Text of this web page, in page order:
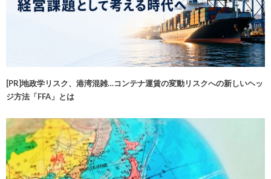
[PR]地政学リスク、港湾混雑…コンテナ運賃の変動リスクへの新しいヘッ
ジ方法「FFA」とは